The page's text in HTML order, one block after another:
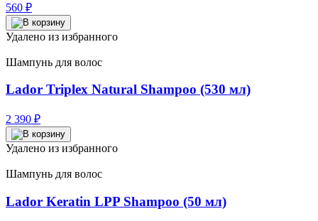
560 ₽
Удалено из избранного
Шампунь для волос
Lador Triplex Natural Shampoo (530 мл)
2 390 ₽
Удалено из избранного
Шампунь для волос
Lador Keratin LPP Shampoo (50 мл)